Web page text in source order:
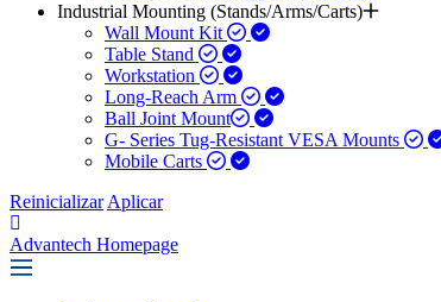
Industrial Mounting (Stands/Arms/Carts)
Wall Mount Kit
Table Stand
Workstation
Long-Reach Arm
Ball Joint Mount​
G- Series Tug-Resistant VESA Mounts
Mobile Carts
Reinicializar Aplicar
Advantech Homepage